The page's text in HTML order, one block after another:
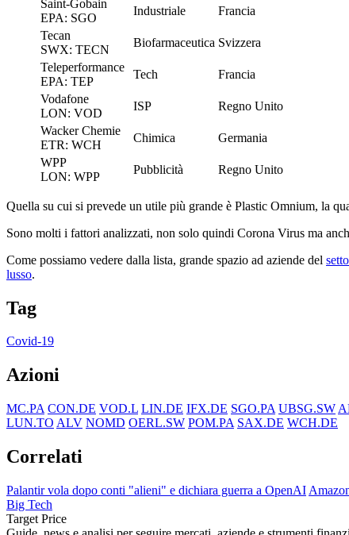
Saint-Gobain
EPA: SGO
Industriale
Francia
Tecan
SWX: TECN
Biofarmaceutica Svizzera
Teleperformance
EPA: TEP
Tech
Francia
Vodafone
LON: VOD
ISP
Regno Unito
Wacker Chemie
ETR: WCH
Chimica
Germania
WPP
LON: WPP
Pubblicità Regno Unito
Quella su cui si prevede un utile più grande è Plastic Omnium, la
Sono molti i fattori analizzati, non solo quindi Corona Virus ma
Come possiamo vedere dalla lista, grande spazio ad aziende del
lusso.
Tag
Covid-19
Azioni
MC.PA CON.DE VOD.L LIN.DE IFX.DE SGO.PA UBSG.SW
LUN.TO ALV NOMD OERL.SW POM.PA SAX.DE WCH.DE
Correlati
Palantir vola dopo conti "alieni" e dichiara guerra a OpenAI
Big Tech
Target Price